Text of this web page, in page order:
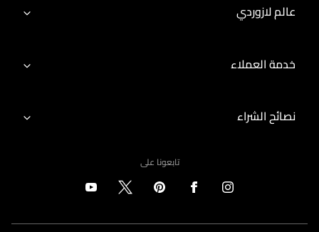
عالم لازوردي
خدمة العملاء
نصائح الشراء
تابعونا على